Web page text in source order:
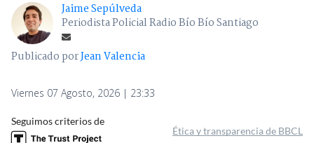
Jaime Sepúlveda
Periodista Policial Radio Bío Bío Santiago
Publicado porJean Valencia
Viernes 07 Agosto, 2026 | 23:33
Seguimos criterios de
Ética y transparencia de BBCL